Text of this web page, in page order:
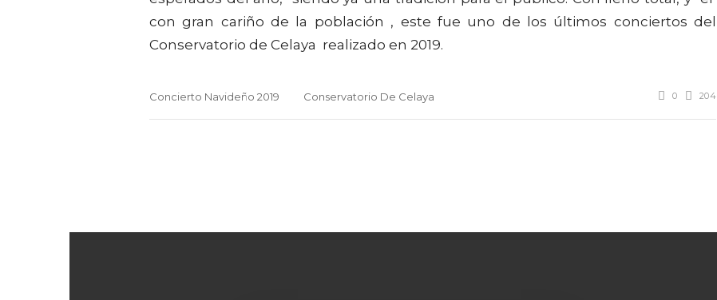
con gran cariño de la población , este fue uno de los últimos conciertos del
Conservatorio de Celaya realizado en 2019.
Concierto Navideño 2019 Conservatorio De Celaya 0 204